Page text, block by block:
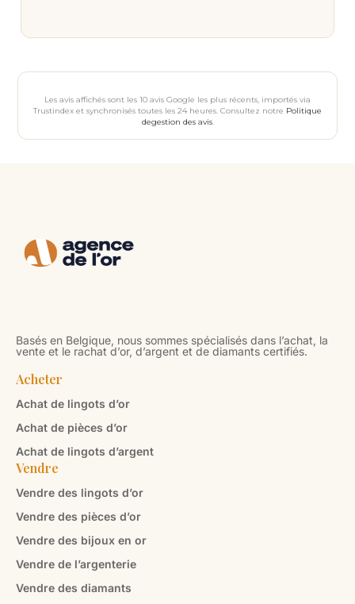
Les avis affichés sont les 10 avis Google les plus récents, importés via
Trustindex et synchronisés toutes les 24 heures. Consultez notre Politique
degestion des avis.
Basés en Belgique, nous sommes spécialisés dans l’achat, la
vente et le rachat d’or, d’argent et de diamants certifiés.
Acheter
Achat de lingots d’or
Achat de pièces d’or
Achat de lingots d’argent
Vendre
Vendre des lingots d’or
Vendre des pièces d’or
Vendre des bijoux en or
Vendre de l’argenterie
Vendre des diamants